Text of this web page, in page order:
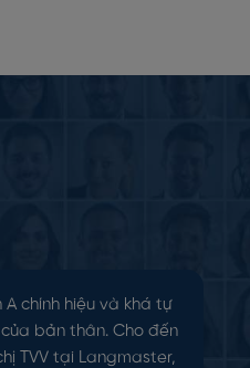
chính hiệu và khá tự
bản thân. Cho đến
TVV tại Langmaster,